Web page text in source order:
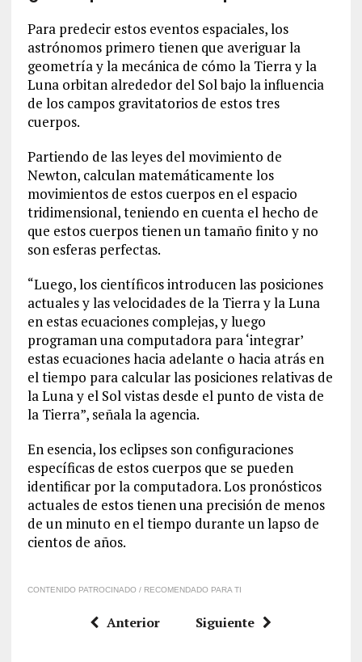
Para predecir estos eventos espaciales, los
astrónomos primero tienen que averiguar la
geometría y la mecánica de cómo la Tierra y la
Luna orbitan alrededor del Sol bajo la influencia
de los campos gravitatorios de estos tres
cuerpos.
Partiendo de las leyes del movimiento de
Newton, calculan matemáticamente los
movimientos de estos cuerpos en el espacio
tridimensional, teniendo en cuenta el hecho de
que estos cuerpos tienen un tamaño finito y no
son esferas perfectas.
“Luego, los científicos introducen las posiciones
actuales y las velocidades de la Tierra y la Luna
en estas ecuaciones complejas, y luego
programan una computadora para ‘integrar’
estas ecuaciones hacia adelante o hacia atrás en
el tiempo para calcular las posiciones relativas de
la Luna y el Sol vistas desde el punto de vista de
la Tierra”, señala la agencia.
En esencia, los eclipses son configuraciones
específicas de estos cuerpos que se pueden
identificar por la computadora. Los pronósticos
actuales de estos tienen una precisión de menos
de un minuto en el tiempo durante un lapso de
cientos de años.
CONTENIDO PATROCINADO / RECOMENDADO PARA TI
Anterior Siguiente